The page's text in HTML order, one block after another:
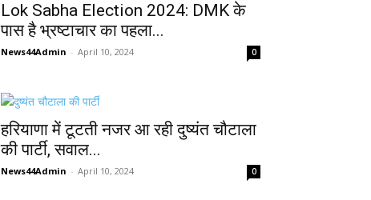
Lok Sabha Election 2024: DMK के
पास है भ्रष्टाचार का पहला...
News44Admin - April 10, 2024 0
हरियाणा में टूटती नजर आ रही दुष्यंत चौटाला
की पार्टी, सवाल...
News44Admin - April 10, 2024 0